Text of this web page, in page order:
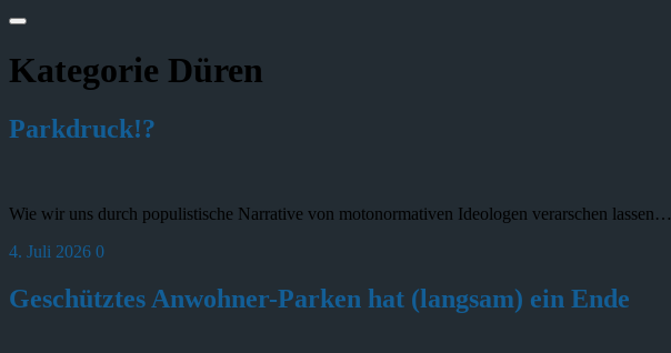
Kategorie Düren
Parkdruck!?
Wie wir uns durch populistische Narrative von motonormativen Ideologen verarschen lassen…
4. Juli 2026 0
Geschütztes Anwohner-Parken hat (langsam) ein Ende